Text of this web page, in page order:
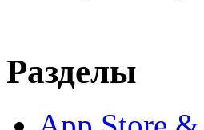
Разделы